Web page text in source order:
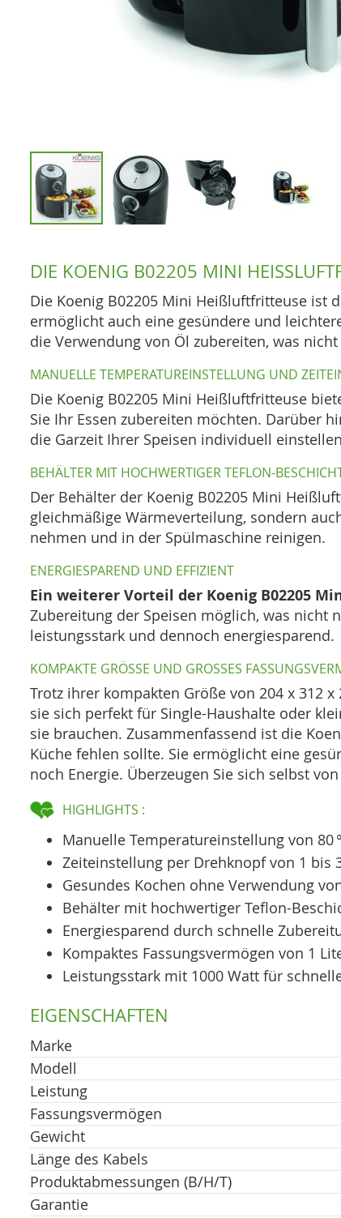
der
Bildgalerie
springen
DIE KOENIG B02205 MINI
Die Koenig B02205 Mini Heißluftfritteuse ist
ermöglicht auch eine gesündere und
die Verwendung von Öl zubereiten, was
MANUELLE TEMPERATUREINSTELLUNG UND
Die Koenig B02205 Mini Heißluftfritteuse
Sie Ihr Essen zubereiten möchten. Darüber
die Garzeit Ihrer Speisen individuell
BEHÄLTER MIT HOCHWERTIGER TEFLON-
Der Behälter der Koenig B02205 Mini
gleichmäßige Wärmeverteilung, sondern
nehmen und in der Spülmaschine reinigen.
ENERGIESPAREND UND EFFIZIENT
Ein weiterer Vorteil der Koenig B02205
Zubereitung der Speisen möglich, was nicht
leistungsstark und dennoch energiesparend.
KOMPAKTE GRÖSSE UND GROSSES
Trotz ihrer kompakten Größe von 204 x 312
sie sich perfekt für Single-Haushalte oder
sie brauchen. Zusammenfassend ist die
Küche fehlen sollte. Sie ermöglicht eine
noch Energie. Überzeugen Sie sich selbst
HIGHLIGHTS :
Manuelle Temperatureinstellung von 80
Zeiteinstellung per Drehknopf von 1 bis
Gesundes Kochen ohne Verwendung
Behälter mit hochwertiger Teflon-
Energiesparend durch schnelle
Kompaktes Fassungsvermögen von 1
Leistungsstark mit 1000 Watt für
EIGENSCHAFTEN
Marke
Modell
Leistung
Fassungsvermögen
Gewicht
Länge des Kabels
Produktabmessungen (B/H/T)
Garantie